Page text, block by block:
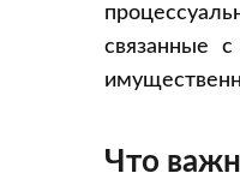
связанные
Что